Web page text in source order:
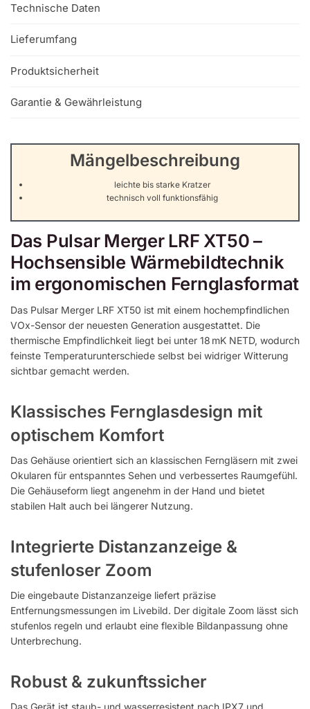
Technische Daten
Lieferumfang
Produktsicherheit
Garantie & Gewährleistung
Mängelbeschreibung
leichte bis starke Kratzer
technisch voll funktionsfähig
Das Pulsar Merger LRF XT50 –
Hochsensible Wärmebildtechnik
im ergonomischen Fernglasformat
Das Pulsar Merger LRF XT50 ist mit einem hochempfindlichen
VOx-Sensor der neuesten Generation ausgestattet. Die
thermische Empfindlichkeit liegt bei unter 18 mK NETD, wodurch
feinste Temperaturunterschiede selbst bei widriger Witterung
sichtbar gemacht werden.
Klassisches Fernglasdesign mit
optischem Komfort
Das Gehäuse orientiert sich an klassischen Ferngläsern mit zwei
Okularen für entspanntes Sehen und verbessertes Raumgefühl.
Die Gehäuseform liegt angenehm in der Hand und bietet
stabilen Halt auch bei längerer Nutzung.
Integrierte Distanzanzeige &
stufenloser Zoom
Die eingebaute Distanzanzeige liefert präzise
Entfernungsmessungen im Livebild. Der digitale Zoom lässt sich
stufenlos regeln und erlaubt eine flexible Bildanpassung ohne
Unterbrechung.
Robust & zukunftssicher
Das Gerät ist staub- und wasserresistent nach IPX7 und